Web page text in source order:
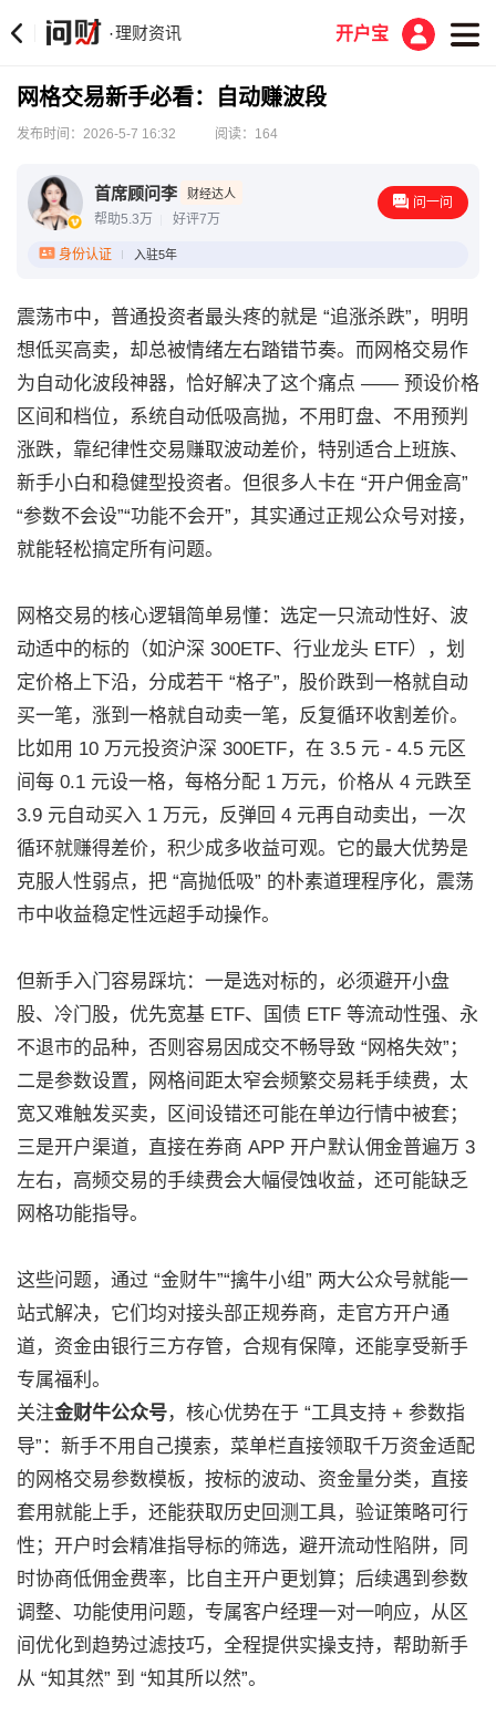
·理财资讯 开户宝
网格交易新手必看：自动赚波段
发布时间：2026-5-7 16:32 阅读：164
首席顾问李 财经达人
帮助5.3万 好评7万
问一问
身份认证 入驻5年
震荡市中，普通投资者最头疼的就是 “追涨杀跌”，明明
想低买高卖，却总被情绪左右踏错节奏。而网格交易作
为自动化波段神器，恰好解决了这个痛点 —— 预设价格
区间和档位，系统自动低吸高抛，不用盯盘、不用预判
涨跌，靠纪律性交易赚取波动差价，特别适合上班族、
新手小白和稳健型投资者。但很多人卡在 “开户佣金高”
“参数不会设”“功能不会开”，其实通过正规公众号对接，
就能轻松搞定所有问题。
网格交易的核心逻辑简单易懂：选定一只流动性好、波
动适中的标的（如沪深 300ETF、行业龙头 ETF），划
定价格上下沿，分成若干 “格子”，股价跌到一格就自动
买一笔，涨到一格就自动卖一笔，反复循环收割差价。
比如用 10 万元投资沪深 300ETF，在 3.5 元 - 4.5 元区
间每 0.1 元设一格，每格分配 1 万元，价格从 4 元跌至
3.9 元自动买入 1 万元，反弹回 4 元再自动卖出，一次
循环就赚得差价，积少成多收益可观。它的最大优势是
克服人性弱点，把 “高抛低吸” 的朴素道理程序化，震荡
市中收益稳定性远超手动操作。
但新手入门容易踩坑：一是选对标的，必须避开小盘
股、冷门股，优先宽基 ETF、国债 ETF 等流动性强、永
不退市的品种，否则容易因成交不畅导致 “网格失效”；
二是参数设置，网格间距太窄会频繁交易耗手续费，太
宽又难触发买卖，区间设错还可能在单边行情中被套；
三是开户渠道，直接在券商 APP 开户默认佣金普遍万 3
左右，高频交易的手续费会大幅侵蚀收益，还可能缺乏
网格功能指导。
这些问题，通过 “金财牛”“擒牛小组” 两大公众号就能一
站式解决，它们均对接头部正规券商，走官方开户通
道，资金由银行三方存管，合规有保障，还能享受新手
专属福利。
关注金财牛公众号，核心优势在于 “工具支持 + 参数指
导”：新手不用自己摸索，菜单栏直接领取千万资金适配
的网格交易参数模板，按标的波动、资金量分类，直接
套用就能上手，还能获取历史回测工具，验证策略可行
性；开户时会精准指导标的筛选，避开流动性陷阱，同
时协商低佣金费率，比自主开户更划算；后续遇到参数
调整、功能使用问题，专属客户经理一对一响应，从区
间优化到趋势过滤技巧，全程提供实操支持，帮助新手
从 “知其然” 到 “知其所以然”。